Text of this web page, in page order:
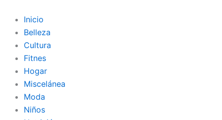
contenido
Inicio
Belleza
Cultura
Fitnes
Hogar
Miscelánea
Moda
Niños